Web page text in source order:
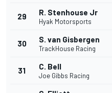
29 R. Stenhouse Jr
Hyak Motorsports
30 S. van Gisbergen
TrackHouse Racing
31 C. Bell
Joe Gibbs Racing